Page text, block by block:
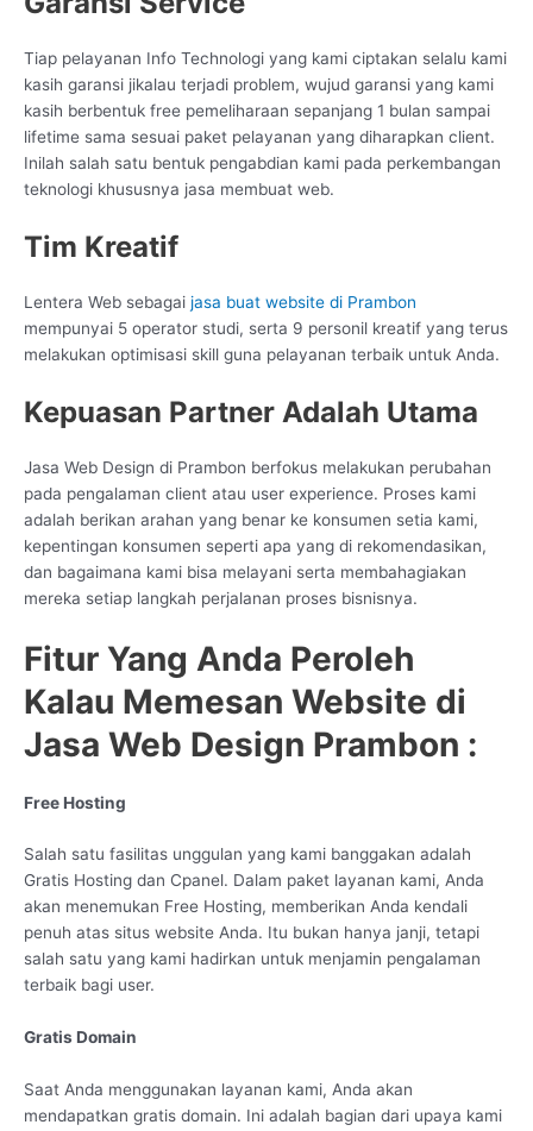
Tiap pelayanan Info Technologi yang kami ciptakan selalu kami
kasih garansi jikalau terjadi problem, wujud garansi yang kami
kasih berbentuk free pemeliharaan sepanjang 1 bulan sampai
lifetime sama sesuai paket pelayanan yang diharapkan client.
Inilah salah satu bentuk pengabdian kami pada perkembangan
teknologi khususnya jasa membuat web.
Tim Kreatif
Lentera Web sebagai jasa buat website di Prambon
mempunyai 5 operator studi, serta 9 personil kreatif yang terus
melakukan optimisasi skill guna pelayanan terbaik untuk Anda.
Kepuasan Partner Adalah Utama
Jasa Web Design di Prambon berfokus melakukan perubahan
pada pengalaman client atau user experience. Proses kami
adalah berikan arahan yang benar ke konsumen setia kami,
kepentingan konsumen seperti apa yang di rekomendasikan,
dan bagaimana kami bisa melayani serta membahagiakan
mereka setiap langkah perjalanan proses bisnisnya.
Fitur Yang Anda Peroleh
Kalau Memesan Website di
Jasa Web Design Prambon :
Free Hosting
Salah satu fasilitas unggulan yang kami banggakan adalah
Gratis Hosting dan Cpanel. Dalam paket layanan kami, Anda
akan menemukan Free Hosting, memberikan Anda kendali
penuh atas situs website Anda. Itu bukan hanya janji, tetapi
salah satu yang kami hadirkan untuk menjamin pengalaman
terbaik bagi user.
Gratis Domain
Saat Anda menggunakan layanan kami, Anda akan
mendapatkan gratis domain. Ini adalah bagian dari upaya kami